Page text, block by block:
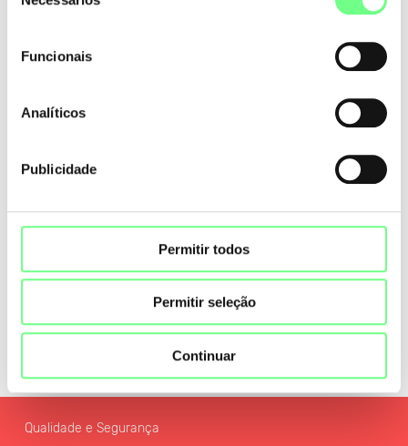
Funcionais
Analíticos
Publicidade
Permitir todos
Permitir seleção
Continuar
Qualidade e Segurança